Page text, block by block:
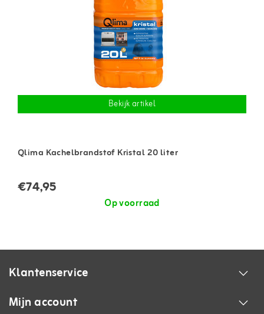
Bekijk artikel
Qlima Kachelbrandstof Kristal 20 liter
€74,95
Op voorraad
Klantenservice
Mijn account